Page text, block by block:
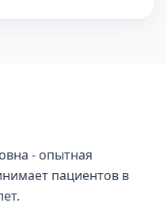
- опытная
пациентов в